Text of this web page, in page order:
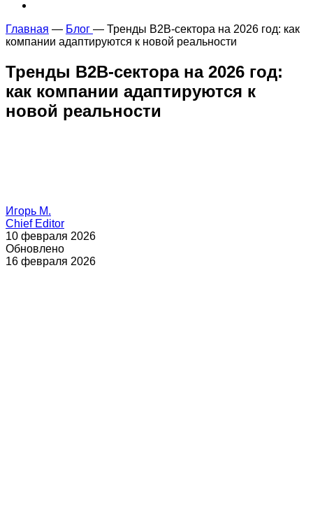
Главная — Блог — Тренды B2B-сектора на 2026 год: как
компании адаптируются к новой реальности
Тренды B2B-сектора на 2026 год:
как компании адаптируются к
новой реальности
Игорь М.
Chief Editor
10 февраля 2026
Обновлено
16 февраля 2026